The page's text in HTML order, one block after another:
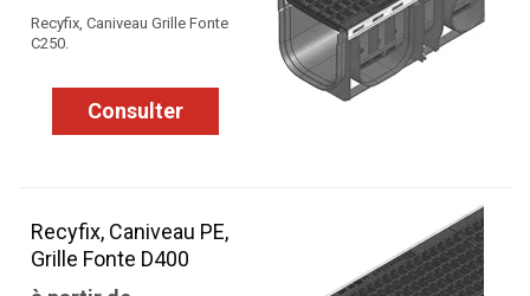
Recyfix, Caniveau Grille Fonte
C250.
Consulter
Recyfix, Caniveau PE,
Grille Fonte D400